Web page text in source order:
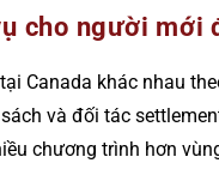
cho người mới
Canada khác nhau
và đối tác
chương trình hơn